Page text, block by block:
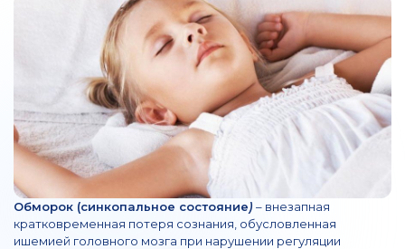
Обморок (синкопальное состояние) – внезапная
кратковременная потеря сознания, обусловленная
ишемией головного мозга при нарушении регуляции